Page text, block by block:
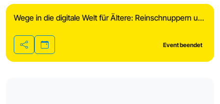
Wege in die digitale Welt für Ältere: Reinschnuppern und ausprobieren!
Teilen
Event beendet